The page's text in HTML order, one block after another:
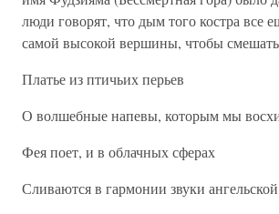
люди говорят, что дым того костра все
самой высокой вершины, чтобы
Платье из птичьих перьев
О волшебные напевы, которым мы
Фея поет, и в облачных сферах
Сливаются в гармонии звуки